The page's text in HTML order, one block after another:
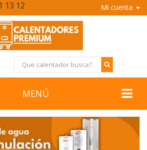
Mi cuenta
13 12
MENÚ